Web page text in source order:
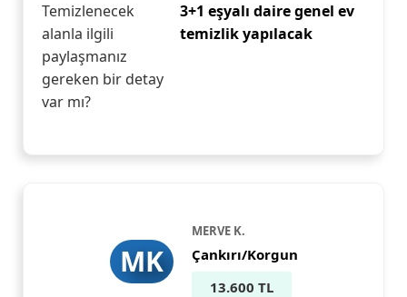
Temizlenecek
alanla ilgili
paylaşmanız
gereken bir detay
var mı?
3+1 eşyalı daire genel ev
temizlik yapılacak
MK
MERVE K.
Çankırı/Korgun
13.600 TL